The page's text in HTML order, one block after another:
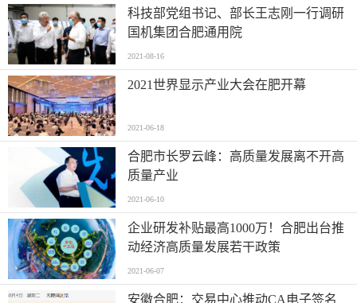
科技部党组书记、部长王志刚一行调研
国机集团合肥通用院
2021-08-16
2021世界显示产业大会在肥开幕
2021-06-18
合肥市长罗云峰：高质量发展离不开高
质量产业
2021-06-10
企业研发补贴最高1000万！合肥出台推
动经济高质量发展若干政策
2021-06-07
安徽合肥：交易中心推动CA电子签名